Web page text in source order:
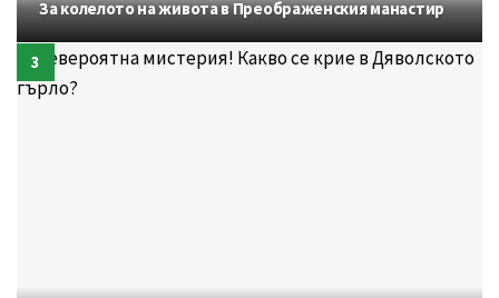
За колелото на живота в Преображенския манастир